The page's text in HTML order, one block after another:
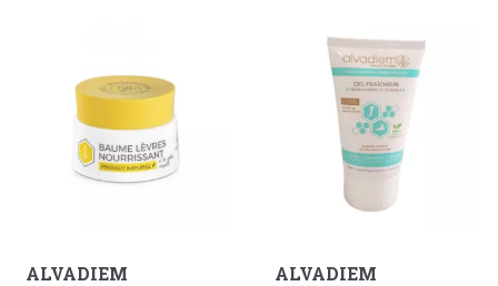
ALVADIEM ALVADIEM